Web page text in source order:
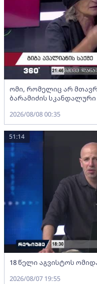
ომი, რომელიც არ
ბარამიძის სკანდალური
2026/08/08 00:35
18 წელი აგვისტოს
51:14
2026/08/07 19:55